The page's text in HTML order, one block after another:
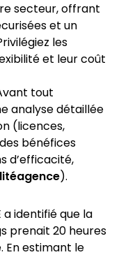
secteur, offrant
et un
les
et leur coût
tout
analyse détaillée
(licences,
bénéfices
d’efficacité,
).
a identifié que la
prenait 20 heures
En estimant le